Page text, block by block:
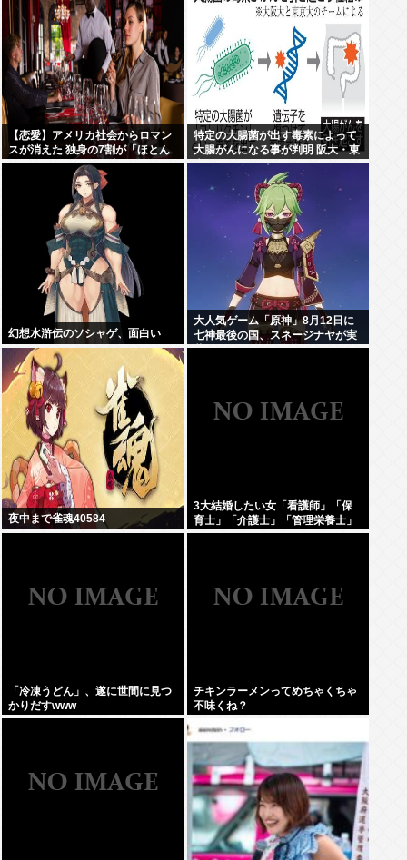
捕・起訴
【恋愛】アメリカ社会からロマン
スが消えた 独身の7割が「ほとん
どデートしない」 日本でも静かに
進みつつある”恋愛不況”
特定の大腸菌が出す毒素によって
大腸がんになる事が判明 阪大・東
大チーム
幻想水滸伝のソシャゲ、面白い
大人気ゲーム「原神」8月12日に
七神最後の国、スネージナヤが実
装。モチーフ国はロシア。
夜中まで雀魂40584
3大結婚したい女「看護師」「保
育士」「介護士」「管理栄養士」
「冷凍うどん」、遂に世間に見つ
かりだすwww
チキンラーメンってめちゃくちゃ
不味くね？